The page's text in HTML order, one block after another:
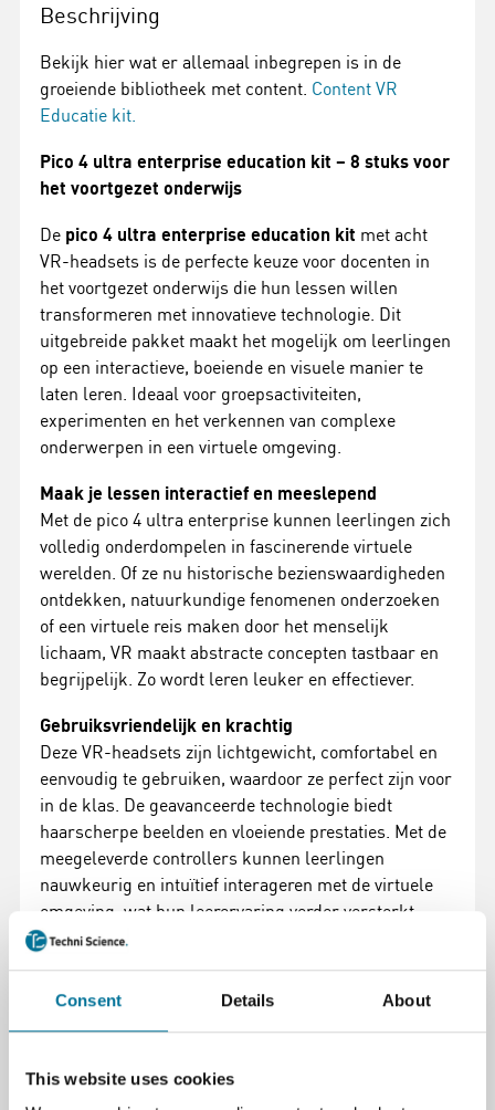
Consent Details About
This website uses cookies
Beschrijving
Bekijk hier wat er allemaal inbegrepen is in de
groeiende bibliotheek met content. Content VR
Educatie kit.
Pico 4 ultra enterprise education kit – 8 stuks voor
het voortgezet onderwijs
De pico 4 ultra enterprise education kit met acht
VR-headsets is de perfecte keuze voor docenten in
het voortgezet onderwijs die hun lessen willen
transformeren met innovatieve technologie. Dit
uitgebreide pakket maakt het mogelijk om leerlingen
op een interactieve, boeiende en visuele manier te
laten leren. Ideaal voor groepsactiviteiten,
experimenten en het verkennen van complexe
onderwerpen in een virtuele omgeving.
Maak je lessen interactief en meeslepend
Met de pico 4 ultra enterprise kunnen leerlingen zich
volledig onderdompelen in fascinerende virtuele
werelden. Of ze nu historische bezienswaardigheden
ontdekken, natuurkundige fenomenen onderzoeken
of een virtuele reis maken door het menselijk
lichaam, VR maakt abstracte concepten tastbaar en
begrijpelijk. Zo wordt leren leuker en effectiever.
Gebruiksvriendelijk en krachtig
Deze VR-headsets zijn lichtgewicht, comfortabel en
eenvoudig te gebruiken, waardoor ze perfect zijn voor
in de klas. De geavanceerde technologie biedt
haarscherpe beelden en vloeiende prestaties. Met de
meegeleverde controllers kunnen leerlingen
nauwkeurig en intuïtief interageren met de virtuele
omgeving, wat hun leerervaring verder versterkt.
Pico 4 ultra enterprise educatie kit – Compleet en
De Pico 4 Educatie Kit wordt geleverd met alles wat je
nodig hebt om direct aan de slag te gaan. Naast de